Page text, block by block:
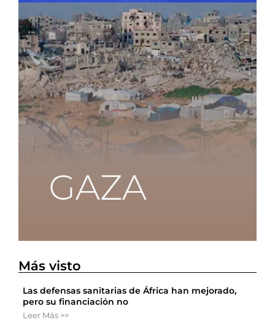
Más visto
Las defensas sanitarias de África han mejorado,
pero su financiación no
Leer Más >>